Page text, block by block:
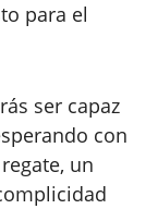
para el
ser capaz
con
un